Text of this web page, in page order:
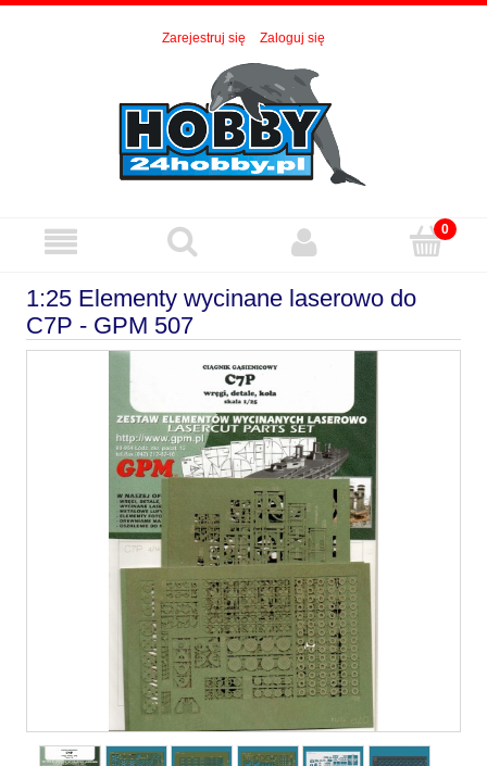
Zarejestruj się Zaloguj się
1:25 Elementy wycinane laserowo do
C7P - GPM 507